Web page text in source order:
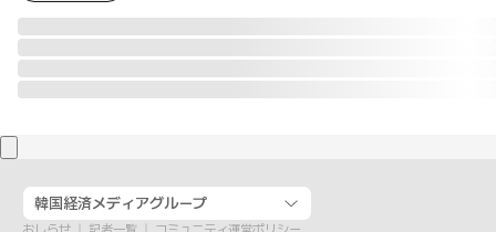
韓国経済メディアグループ